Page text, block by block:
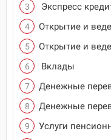
Экспресс
Открытие и
Открытие и
Вклады
Денежные
Денежные
Услуги